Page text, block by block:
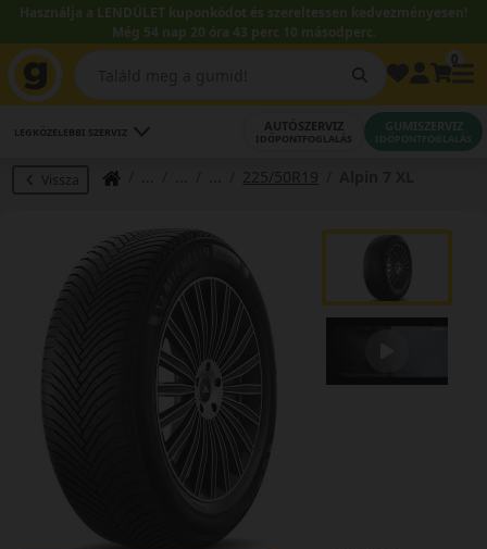
Használja a LENDÜLET kuponkódot és szereltessen kedvezményesen!
Még 54 nap 20 óra 43 perc 10 másodperc.
LEGKÖZELEBBI SZERVIZ AUTÓSZERVIZ
IDŐPONTFOGLALÁS
GUMISZERVIZ
IDŐPONTFOGLALÁS
Vissza 225/50R19